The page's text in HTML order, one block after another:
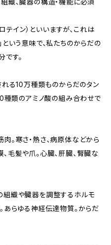
織、臓器の構造・機能に必須
イン）といいますが、これは
という意味で、私たちのからだの
す。
れる10万種類ものからだのタン
種類のアミノ酸の組み合わせで
。寒さ・熱さ、病原体などから
毛髪や爪。心臓、肝臓、腎臓な
組織や臓器を調整するホルモ
あらゆる神経伝達物質。からだ